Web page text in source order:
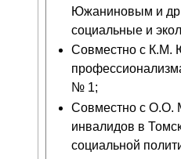
Южаниновым и др.
социальные и
Совместно с К.М.
№ 1;
Совместно с О.О.
инвалидов в
социальной